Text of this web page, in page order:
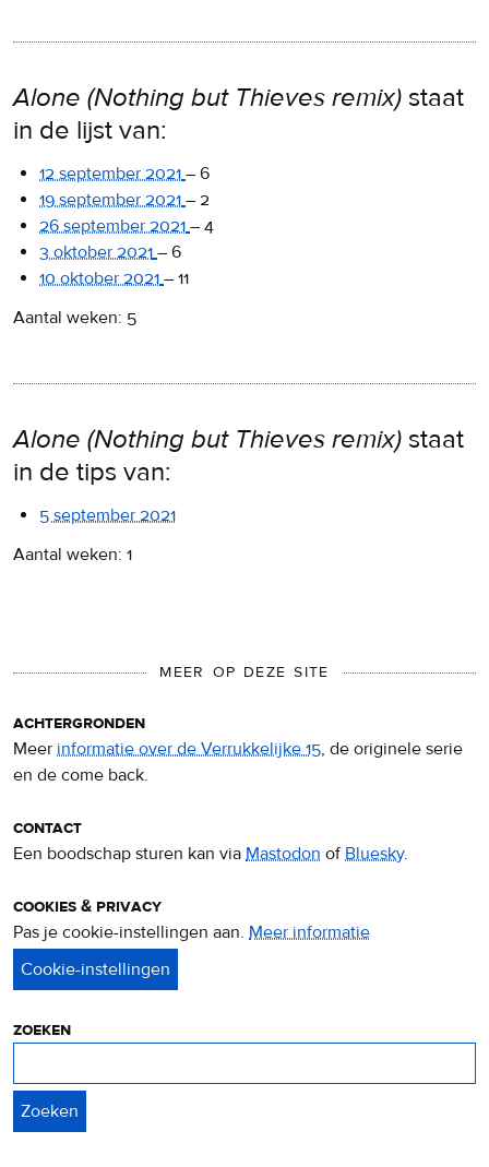
Alone (Nothing but Thieves remix) staat
in de lijst van:
12 september 2021 – 6
19 september 2021 – 2
26 september 2021 – 4
3 oktober 2021 – 6
10 oktober 2021 – 11
Aantal weken: 5
Alone (Nothing but Thieves remix) staat
in de tips van:
5 september 2021
Aantal weken: 1
MEER OP DEZE SITE
achtergronden
Meer informatie over de Verrukkelijke 15, de originele serie
en de come back.
contact
Een boodschap sturen kan via Mastodon ofBluesky.
cookies & privacy
Pas je cookie-instellingen aan. Meer informatie
zoeken